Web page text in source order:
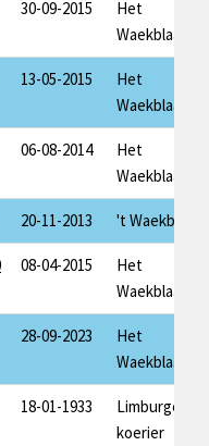
30-09-2015
Het
Waekblaad
13-05-2015
Het
Waekblaad
06-08-2014
Het
Waekblaad
20-11-2013 't Waekblaad
08-04-2015
Het
Waekblaad
28-09-2023
Het
Waekblaad
18-01-1933
Limburger
koerier